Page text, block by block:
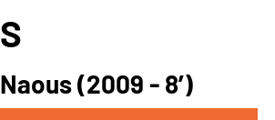
(2009 - 8’)